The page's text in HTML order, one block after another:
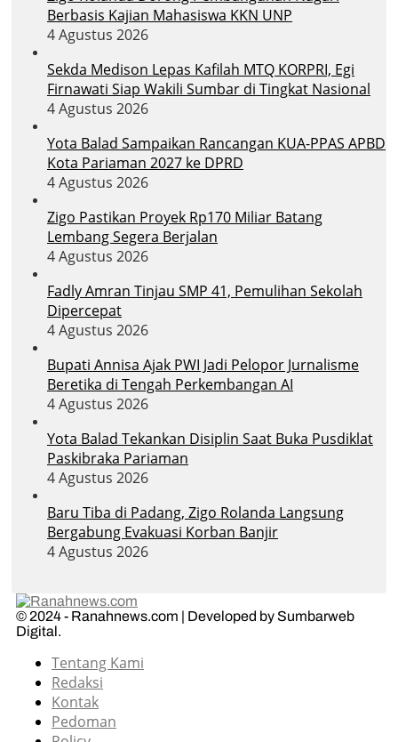
Berbasis Kajian Mahasiswa KKN UNP
4 Agustus 2026
Sekda Medison Lepas Kafilah MTQ KORPRI, Egi
Firnawati Siap Wakili Sumbar di Tingkat Nasional
4 Agustus 2026
Yota Balad Sampaikan Rancangan KUA-PPAS APBD
Kota Pariaman 2027 ke DPRD
4 Agustus 2026
Zigo Pastikan Proyek Rp170 Miliar Batang
Lembang Segera Berjalan
4 Agustus 2026
Fadly Amran Tinjau SMP 41, Pemulihan Sekolah
Dipercepat
4 Agustus 2026
Bupati Annisa Ajak PWI Jadi Pelopor Jurnalisme
Beretika di Tengah Perkembangan AI
4 Agustus 2026
Yota Balad Tekankan Disiplin Saat Buka Pusdiklat
Paskibraka Pariaman
4 Agustus 2026
Baru Tiba di Padang, Zigo Rolanda Langsung
Bergabung Evakuasi Korban Banjir
4 Agustus 2026
© 2024 - Ranahnews.com | Developed by Sumbarweb
Digital.
Tentang Kami
Redaksi
Kontak
Pedoman